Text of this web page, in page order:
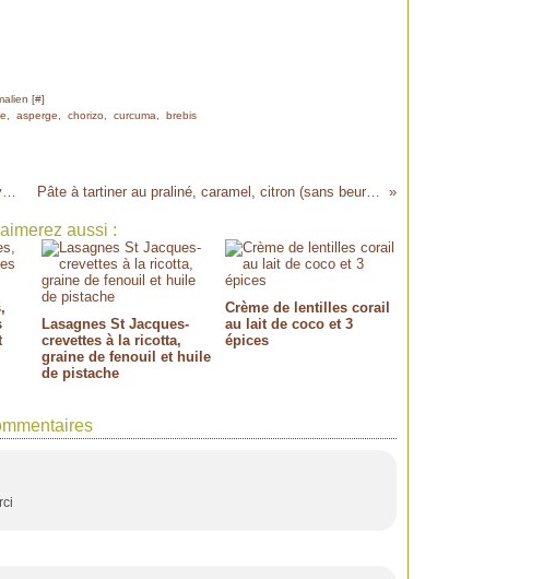
[#]
asperge chorizo curcuma brebis
Des cerises, 1 biquette & 1 canard ... dans une verrine !!! Bavarois au chèvre, cerises acidulée & magret séché maison Pâte à tartiner au praliné, caramel, citron (sans beurre, crème ni lait concentré) Mode d'emploi pour rendre accros 4 cuillères
aussi :
Lasagnes St Jacques-
crevettes à la ricotta,
graine de fenouil et huile
de pistache
Crème de lentilles corail
au lait de coco et 3
épices